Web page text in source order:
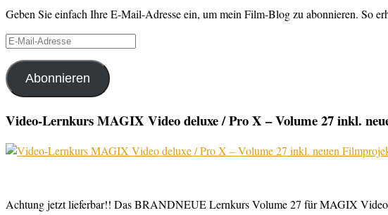
Geben Sie einfach Ihre E-Mail-Adresse ein, um mein Film-Blog zu abonnieren. So
E-
Adresse
Abonnieren
Video-Lernkurs MAGIX Video deluxe / Pro X – Volume 27 inkl.
Achtung jetzt lieferbar!! Das BRANDNEUE Lernkurs Volume 27 für MAGIX